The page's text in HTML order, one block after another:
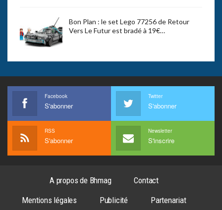
Bon Plan : le set Lego 77256 de Retour
Vers Le Futur est bradé à 19€…
Facebook
S'abonner
Twitter
S'abonner
RSS
S'abonner
Newsletter
S'inscrire
A propos de Bhmag
Contact
Mentions légales
Publicité Partenariat